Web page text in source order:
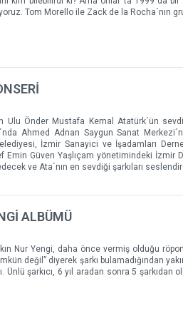
Tom Morello ile Zack de la Rocha´nın
Ulu Önder Mustafa Kemal Atatürk´ün
Ahmed Adnan Saygun Sanat
İzmir Sanayici ve İşadamları
Emin Güven Yaşlıçam yönetimindeki İzmir
ve Ata´nın en sevdiği şarkıları
ALBÜMÜ
Nur Yengi, daha önce vermiş olduğu
değil” diyerek şarkı bulamadığından
Ünlü şarkıcı, 6 yıl aradan sonra 5